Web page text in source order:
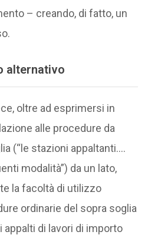
– creando, di fatto, un
alternativo
oltre ad esprimersi in
alle procedure da
(“le stazioni appaltanti….
modalità”) da un lato,
la facoltà di utilizzo
ordinarie del sopra soglia
di lavori di importo